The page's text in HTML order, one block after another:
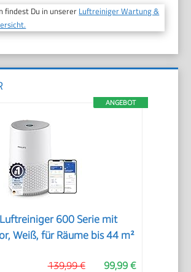
findest Du in unsererLuftreiniger Wartung &
ANGEBOT
600 Serie mit
Weiß, für Räume bis 44 m²
99,99 €
139,99 €